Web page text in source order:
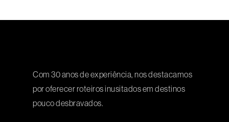
Com 30 anos de experiência, nos destacamos
por oferecer roteiros inusitados em destinos
pouco desbravados.